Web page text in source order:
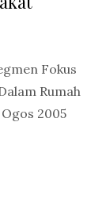
Fokus
Rumah
2005